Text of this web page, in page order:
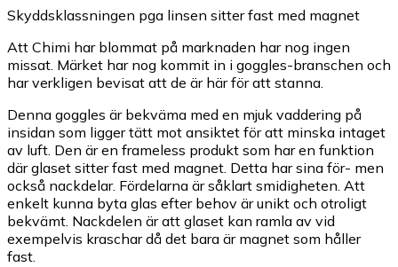
Skyddsklassningen pga linsen sitter fast med magnet
Att Chimi har blommat på marknaden har nog ingen
missat. Märket har nog kommit in i goggles-branschen och
har verkligen bevisat att de är här för att stanna.
Denna goggles är bekväma med en mjuk vaddering på
insidan som ligger tätt mot ansiktet för att minska intaget
av luft. Den är en frameless produkt som har en funktion
där glaset sitter fast med magnet. Detta har sina för- men
också nackdelar. Fördelarna är såklart smidigheten. Att
enkelt kunna byta glas efter behov är unikt och otroligt
bekvämt. Nackdelen är att glaset kan ramla av vid
exempelvis kraschar då det bara är magnet som håller
fast.